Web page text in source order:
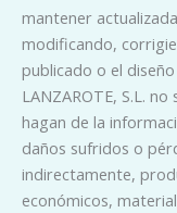
mantener
modificando,
publicado o el diseño
LANZAROTE, S.L.
hagan de la
daños sufridos o
indirectamente,
económicos,